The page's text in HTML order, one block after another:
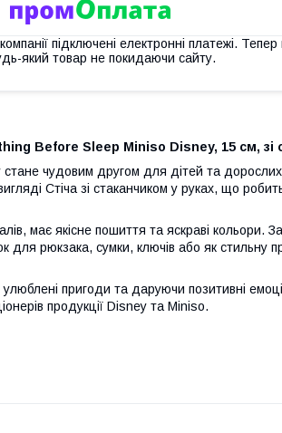
підключені електронні платежі.
який товар не покидаючи сайту.
Before Sleep Miniso Disney, 15 см, зі
стане чудовим другом для дітей та
Стіча зі стаканчиком у руках, що
має якісне пошиття та яскраві кольори.
для рюкзака, сумки, ключів або як стильну
пригоди та даруючи позитивні
продукції Disney та Miniso.